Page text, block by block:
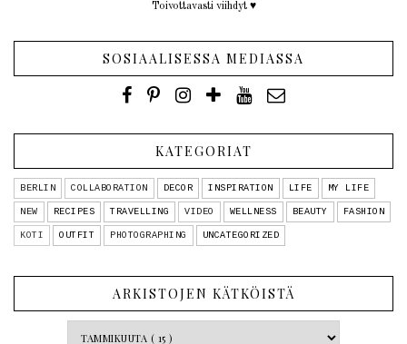
Toivottavasti viihdyt ♥︎
SOSIAALISESSA MEDIASSA
KATEGORIAT
BERLIN COLLABORATION DECOR INSPIRATION LIFE MY LIFE
NEW RECIPES TRAVELLING VIDEO WELLNESS BEAUTY FASHION
KOTI OUTFIT PHOTOGRAPHING UNCATEGORIZED
ARKISTOJEN KÄTKÖISTÄ